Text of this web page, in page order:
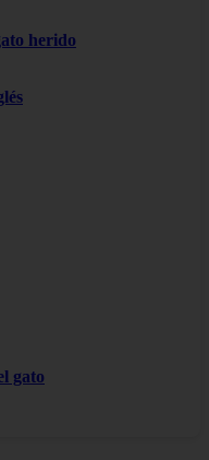
herido
gato